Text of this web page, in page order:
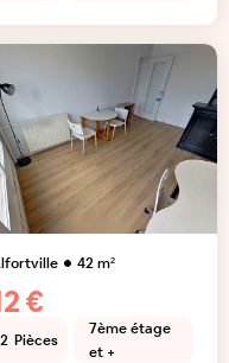
42m²
€
2 Pièces
7ème étage
et +